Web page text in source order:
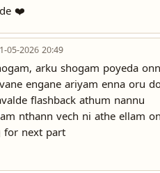
❤️
05-2026 20:49
arku shogam poyeda
engane ariyam enna oru
flashback athum nannu
nthann vech ni athe ellam
for next part